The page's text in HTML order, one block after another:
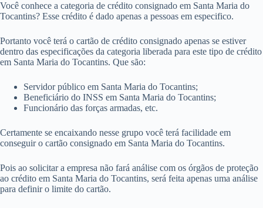
Você conhece a categoria de crédito consignado em Santa Maria do
Tocantins? Esse crédito é dado apenas a pessoas em especifico.
Portanto você terá o cartão de crédito consignado apenas se estiver
dentro das especificações da categoria liberada para este tipo de crédito
em Santa Maria do Tocantins. Que são:
Servidor público em Santa Maria do Tocantins;
Beneficiário do INSS em Santa Maria do Tocantins;
Funcionário das forças armadas, etc.
Certamente se encaixando nesse grupo você terá facilidade em
conseguir o cartão consignado em Santa Maria do Tocantins.
Pois ao solicitar a empresa não fará análise com os órgãos de proteção
ao crédito em Santa Maria do Tocantins, será feita apenas uma análise
para definir o limite do cartão.